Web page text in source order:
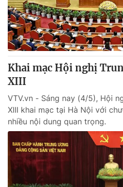
Khai mạc Hội nghị
XIII
VTV.vn - Sáng nay (4/5), Hội
XIII khai mạc tại Hà Nội với
nhiều nội dung quan trọng.